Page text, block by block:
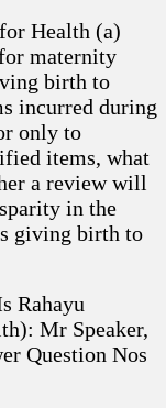
Health (a)
maternity
birth to
incurred during
only to
items, what
a review will
in the
giving birth to
Rahayu
Mr Speaker,
Question Nos